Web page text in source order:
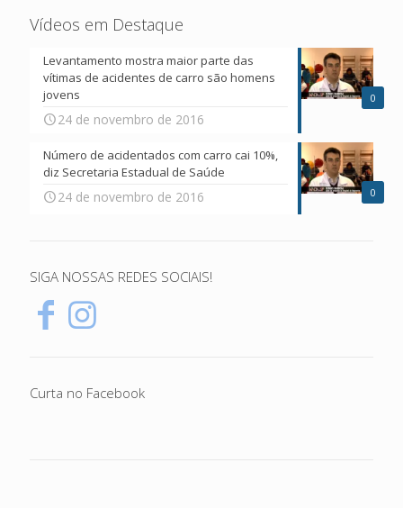
Vídeos em Destaque
0
Levantamento mostra maior parte das
vítimas de acidentes de carro são homens
jovens
24 de novembro de 2016
0
Número de acidentados com carro cai 10%,
diz Secretaria Estadual de Saúde
24 de novembro de 2016
SIGA NOSSAS REDES SOCIAIS!
Curta no Facebook